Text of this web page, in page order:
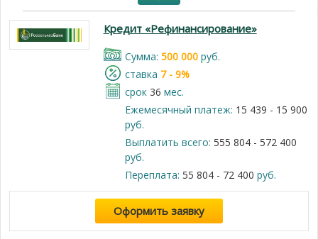
Кредит «Рефинансирование»
Cумма: 500 000руб.
cтавка 7 - 9%
срок 36 мес.
Ежемесячный платеж: 15 439 - 15 900
руб.
Выплатить всего: 555 804 - 572 400
руб.
Переплата: 55 804 - 72 400 руб.
Оформить заявку